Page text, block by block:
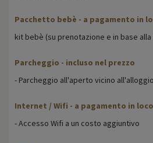
Pacchetto bebè - a pagamento in
kit bebè (su prenotazione e in base
Parcheggio - incluso nel prezzo
- Parcheggio all'aperto vicino all'alloggio
Internet / Wifi - a pagamento in loco
- Accesso Wifi a un costo aggiuntivo